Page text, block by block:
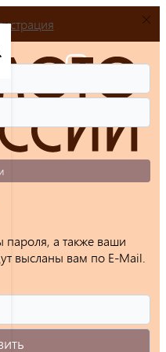
пароля, а также ваши
высланы вам по E-Mail.